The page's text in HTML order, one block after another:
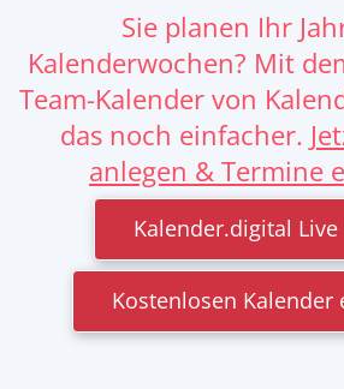
Sie planen Ihr
Kalenderwochen? Mit
Team-Kalender von
das noch einfacher.
anlegen & Termine
Kalender.digital Live
Kostenlosen Kalender